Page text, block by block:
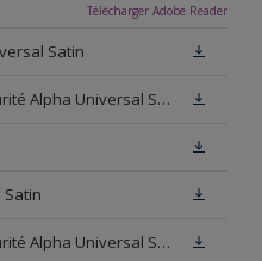
Télécharger Adobe Reader
Satin
Fiche de données de sécurité Alpha Universal Satin Base N00
Satin
Fiche de données de sécurité Alpha Universal Satin Base W05